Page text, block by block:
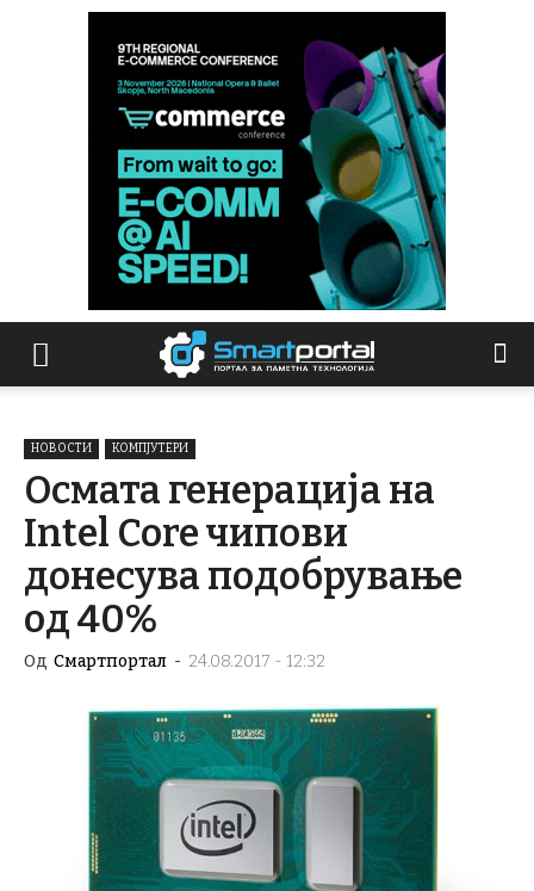
НОВОСТИ КОМПЈУТЕРИ
Осмата генерација на
Intel Core чипови
донесува подобрување
од 40%
Од Смартпортал - 24.08.2017 - 12:32